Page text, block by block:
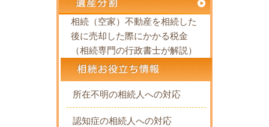
相続（空家）不動産を相続した
後に売却した際にかかる税金
（相続専門の行政書士が解説）
所在不明の相続人への対応
認知症の相続人への対応